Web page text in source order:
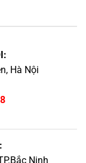
Hà Nội
Ninh